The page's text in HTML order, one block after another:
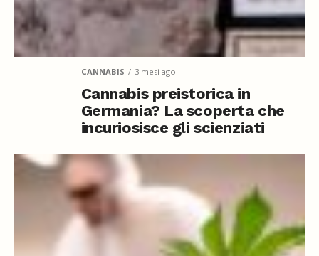
CANNABIS 3 mesi ago
Cannabis preistorica in
Germania? La scoperta che
incuriosisce gli scienziati